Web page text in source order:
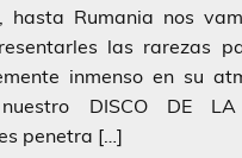
hasta Rumania nos
las rarezas
inmenso en su
DISCO DE LA
penetra […]